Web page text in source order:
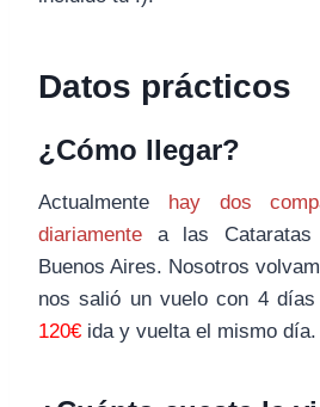
Datos prácticos
¿Cómo llegar?
Actualmente
hay dos
diariamente a las Cataratas
Buenos Aires. Nosotros
nos salió un vuelo con 4 días
120€ ida y vuelta el mismo día.